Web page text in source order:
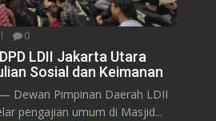
0
LDII Jakarta Utara
Sosial dan Keimanan
Dewan Pimpinan Daerah LDII
pengajian umum di Masjid...